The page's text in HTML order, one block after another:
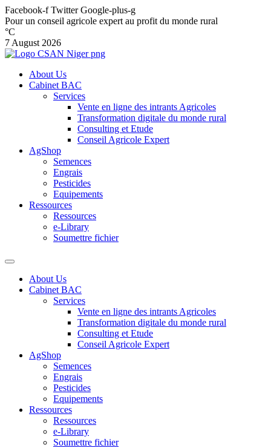
Facebook-f Twitter Google-plus-g
Pour un conseil agricole expert au profit du monde rural
°C
7 August 2026
About Us
Cabinet BAC
Services
Vente en ligne des intrants Agricoles
Transformation digitale du monde rural
Consulting et Etude
Conseil Agricole Expert
AgShop
Semences
Engrais
Pesticides
Equipements
Ressources
Ressources
e-Library
Soumettre fichier
About Us
Cabinet BAC
Services
Vente en ligne des intrants Agricoles
Transformation digitale du monde rural
Consulting et Etude
Conseil Agricole Expert
AgShop
Semences
Engrais
Pesticides
Equipements
Ressources
Ressources
e-Library
Soumettre fichier